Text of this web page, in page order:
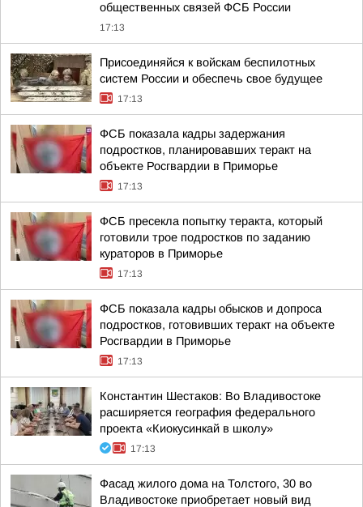
общественных связей ФСБ России
17:13
Присоединяйся к войскам беспилотных
систем России и обеспечь свое будущее
17:13
ФСБ показала кадры задержания
подростков, планировавших теракт на
объекте Росгвардии в Приморье
17:13
ФСБ пресекла попытку теракта, который
готовили трое подростков по заданию
кураторов в Приморье
17:13
ФСБ показала кадры обысков и допроса
подростков, готовивших теракт на объекте
Росгвардии в Приморье
17:13
Константин Шестаков: Во Владивостоке
расширяется география федерального
проекта «Киокусинкай в школу»
17:13
Фасад жилого дома на Толстого, 30 во
Владивостоке приобретает новый вид